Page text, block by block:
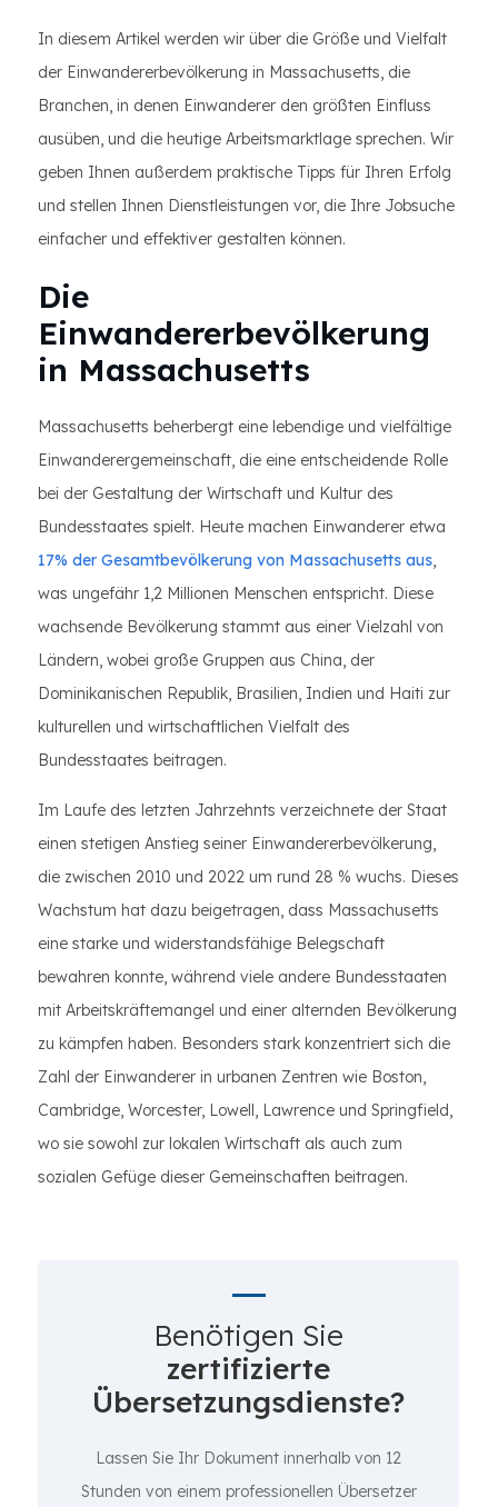
In diesem Artikel werden wir über die Größe und Vielfalt
der Einwandererbevölkerung in Massachusetts, die
Branchen, in denen Einwanderer den größten Einfluss
ausüben, und die heutige Arbeitsmarktlage sprechen. Wir
geben Ihnen außerdem praktische Tipps für Ihren Erfolg
und stellen Ihnen Dienstleistungen vor, die Ihre Jobsuche
einfacher und effektiver gestalten können.
Die
Einwandererbevölkerung
in Massachusetts
Massachusetts beherbergt eine lebendige und vielfältige
Einwanderergemeinschaft, die eine entscheidende Rolle
bei der Gestaltung der Wirtschaft und Kultur des
Bundesstaates spielt. Heute machen Einwanderer etwa
17% der Gesamtbevölkerung von Massachusetts aus,
was ungefähr 1,2 Millionen Menschen entspricht. Diese
wachsende Bevölkerung stammt aus einer Vielzahl von
Ländern, wobei große Gruppen aus China, der
Dominikanischen Republik, Brasilien, Indien und Haiti zur
kulturellen und wirtschaftlichen Vielfalt des
Bundesstaates beitragen.
Im Laufe des letzten Jahrzehnts verzeichnete der Staat
einen stetigen Anstieg seiner Einwandererbevölkerung,
die zwischen 2010 und 2022 um rund 28 % wuchs. Dieses
Wachstum hat dazu beigetragen, dass Massachusetts
eine starke und widerstandsfähige Belegschaft
bewahren konnte, während viele andere Bundesstaaten
mit Arbeitskräftemangel und einer alternden Bevölkerung
zu kämpfen haben. Besonders stark konzentriert sich die
Zahl der Einwanderer in urbanen Zentren wie Boston,
Cambridge, Worcester, Lowell, Lawrence und Springfield,
wo sie sowohl zur lokalen Wirtschaft als auch zum
sozialen Gefüge dieser Gemeinschaften beitragen.
Benötigen Sie
zertifizierte
Übersetzungsdienste?
Lassen Sie Ihr Dokument innerhalb von 12
Stunden von einem professionellen Übersetzer